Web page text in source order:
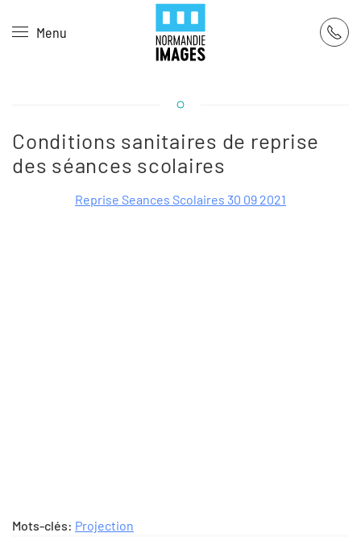
Skip to main content
Menu
Conditions sanitaires de reprise
des séances scolaires
Reprise Seances Scolaires 30 09 2021
Mots-clés: Projection
Panneau de gestion des cookies